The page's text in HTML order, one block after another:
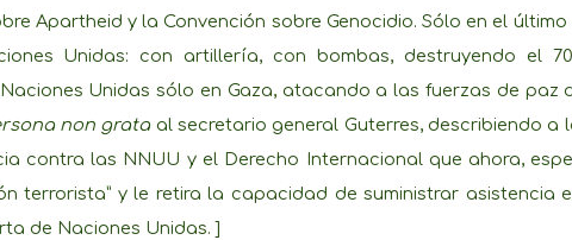
Apartheid y la Convención sobre Genocidio. Sólo en el
Unidas: con artillería, con bombas, destruyendo el
Unidas sólo en Gaza, atacando a las fuerzas de paz
non grataal secretario general Guterres, describiendo a
contra las NNUU y el Derecho Internacional que ahora,
terrorista” y le retira la capacidad de suministrar asistencia
de Naciones Unidas. ]